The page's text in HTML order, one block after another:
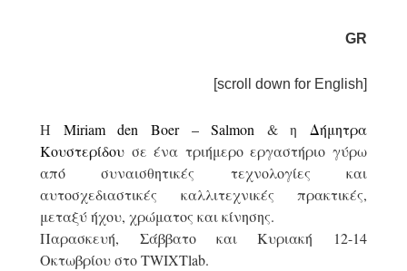
GR
[scroll down for English]
Η Miriam den Boer – Salmon & η Δήμητρα
Κουστερίδου σε ένα τριήμερο εργαστήριο γύρω
από συναισθητικές τεχνολογίες και
αυτοσχεδιαστικές καλλιτεχνικές πρακτικές,
μεταξύ ήχου, χρώματος και κίνησης.
Παρασκευή, Σάββατο και Κυριακή 12-14
Οκτωβρίου στο TWIXTlab.